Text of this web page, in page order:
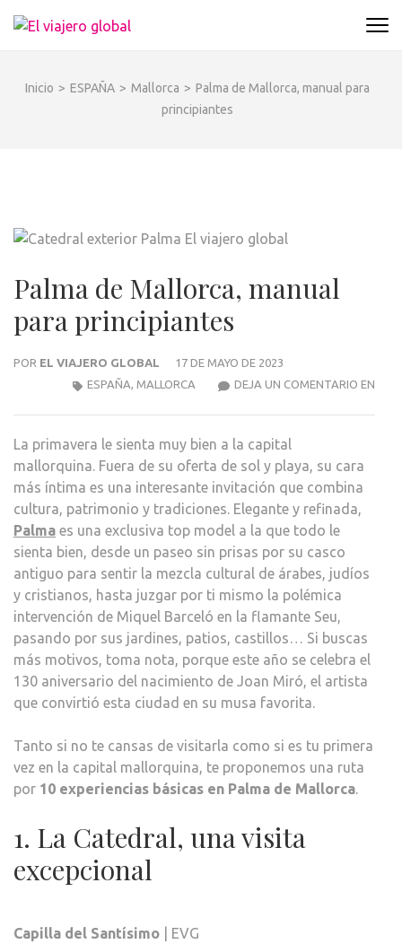
Un espacio donde descubrir la cara B de los
desde su música hasta su arquitectura o sus
sabores
Inicio > ESPAÑA > Mallorca > Palma de Mallorca, manual para
principiantes
Palma de Mallorca, manual
para principiantes
POR EL VIAJERO GLOBAL
17 DE MAYO DE 2023
DEJA UN COMENTARIO EN
ESPAÑA, MALLORCA
La primavera le sienta muy bien a la capital
mallorquina. Fuera de su oferta de sol y playa, su cara
más íntima es una interesante invitación que combina
cultura, patrimonio y tradiciones. Elegante y refinada,
Palma es una exclusiva top model a la que todo le
sienta bien, desde un paseo sin prisas por su casco
antiguo para sentir la mezcla cultural de árabes, judíos
y cristianos, hasta juzgar por ti mismo la polémica
intervención de Miquel Barceló en la flamante Seu,
pasando por sus jardines, patios, castillos… Si buscas
más motivos, toma nota, porque este año se celebra el
130 aniversario del nacimiento de Joan Miró, el artista
que convirtió esta ciudad en su musa favorita.
Tanto si no te cansas de visitarla como si es tu primera
vez en la capital mallorquina, te proponemos una ruta
por 10 experiencias básicas en Palma de Mallorca.
1. La Catedral, una visita
excepcional
Capilla del Santísimo | EVG